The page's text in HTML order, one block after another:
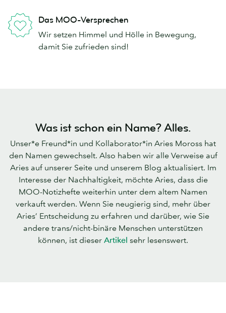
Das MOO-Versprechen
Wir setzen Himmel und Hölle in Bewegung,
damit Sie zufrieden sind!
Was ist schon ein Name? Alles.
Unser*e Freund*in und Kollaborator*in Aries Moross hat
den Namen gewechselt. Also haben wir alle Verweise auf
Aries auf unserer Seite und unserem Blog aktualisiert. Im
Interesse der Nachhaltigkeit, möchte Aries, dass die
MOO-Notizhefte weiterhin unter dem altem Namen
verkauft werden. Wenn Sie neugierig sind, mehr über
Aries’ Entscheidung zu erfahren und darüber, wie Sie
andere trans/nicht-binäre Menschen unterstützen
können, ist dieser Artikel sehr lesenswert.